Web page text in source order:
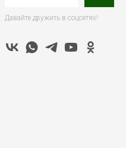
Давайте дружить в соцсетях!